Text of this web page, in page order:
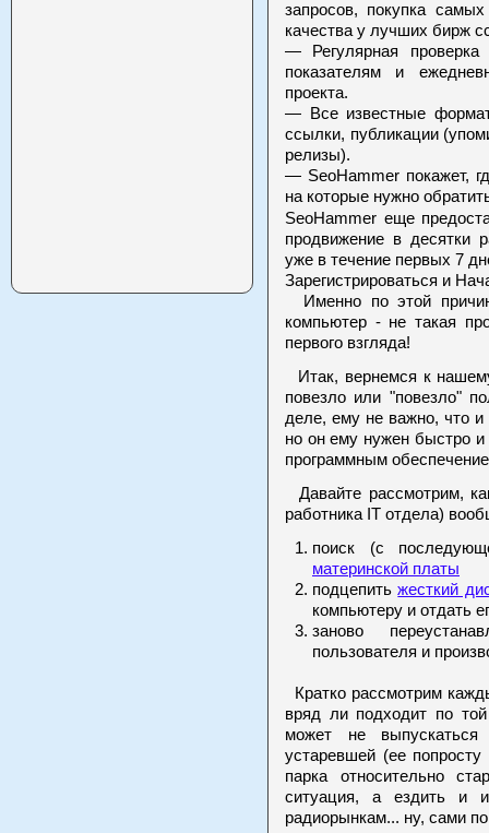
запросов, покупка
качества у лучших бирж
— Регулярная
показателям и
проекта.
— Все известные
ссылки, публикации
релизы).
— SeoHammer покажет,
на которые нужно
SeoHammer еще
продвижение в десятки
уже в течение первых 7
Зарегистрироваться и
Именно по этой
компьютер - не такая
первого взгляда!
Итак, вернемся к
повезло или "повезло"
деле, ему не важно, что
но он ему нужен быстро
программным
Давайте рассмотрим,
работника IT отдела)
поиск (с
материнской платы
подцепитьжесткий
компьютеру и отдать
заново
пользователя и
Кратко рассмотрим
вряд ли подходит по
может не
устаревшей (ее
парка относительно
ситуация, а ездить и
радиорынкам... ну, сами